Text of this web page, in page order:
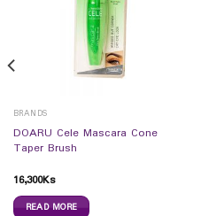
BRANDS
DOARU Cele Mascara Cone
Taper Brush
16,300Ks
READ MORE